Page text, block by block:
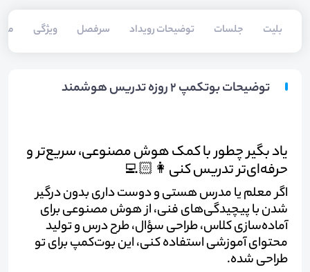
بلیت‌ جلسات توضیحات رویداد سرفصل ویژگی
توضیحات بوتکمپ ۲ روزه تدریس هوشمند
یاد بگیر چطور با کمک هوش مصنوعی، سریع‌تر و
حرفه‌ای‌تر تدریس کنی👩🏻‍💻
اگر معلم یا مدرس هستی و دوست داری بدون درگیر
شدن با پیچیدگی‌های فنی، از هوش مصنوعی برای
آماده‌سازی کلاس، طراحی سؤال، طرح درس و تولید
محتوای آموزشی استفاده کنی، این بوت‌کمپ برای تو
طراحی شده.